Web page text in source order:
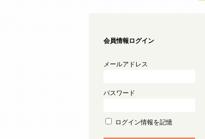
会員情報ログイン
メールアドレス
パスワード
ログイン情報を記憶